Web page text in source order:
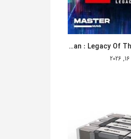
بررسی بازی Lego Batman : Legacy Of The Dark Knight